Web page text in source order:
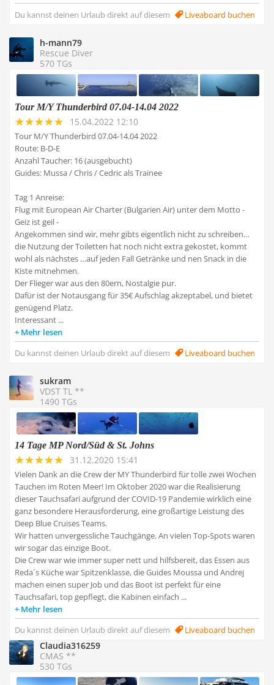
Du kannst deinen Urlaub direkt auf diesem
Liveaboard buchen
h-mann79
Rescue Diver
570 TGs
Tour M/Y Thunderbird 07.04-14.04 2022
15.04.2022 12:10
Tour M/Y Thunderbird 07.04-14.04 2022
Route: B-D-E
Anzahl Taucher: 16 (ausgebucht)
Guides: Mussa / Chris / Cedric als Trainee
Tag 1 Anreise:
Flug mit European Air Charter (Bulgarien Air) unter dem Motto -
Geiz ist geil -
Angekommen sind wir, mehr gibts eigentlich nicht zu schreiben…
die Nutzung der Toiletten hat noch nicht extra gekostet, kommt
wohl als nächstes …auf jeden Fall Getränke und nen Snack in die
Kiste mitnehmen.
Der Flieger war aus den 80ern, Nostalgie pur.
Dafür ist der Notausgang für 35€ Aufschlag akzeptabel, und bietet
genügend Platz.
Interessant ...
Mehr lesen
Du kannst deinen Urlaub direkt auf diesem
Liveaboard buchen
sukram
VDST TL **
1490 TGs
14 Tage MP Nord/Süd & St. Johns
31.12.2020 15:41
Vielen Dank an die Crew der MY Thunderbird für tolle zwei Wochen
Tauchen im Roten Meer! Im Oktober 2020 war die Realisierung
dieser Tauchsafari aufgrund der COVID-19 Pandemie wirklich eine
ganz besondere Herausforderung, eine großartige Leistung des
Deep Blue Cruises Teams.
Wir hatten unvergessliche Tauchgänge. An vielen Top-Spots waren
wir sogar das einzige Boot.
Die Crew war wie immer super nett und hilfsbereit, das Essen aus
Reda´s Küche war Spitzenklasse, die Guides Moussa und Andrej
machen einen super Job und das Boot ist perfekt für eine
Tauchsafari, top gepflegt, die Kabinen einfach ...
Mehr lesen
Du kannst deinen Urlaub direkt auf diesem
Liveaboard buchen
Claudia316259
CMAS **
530 TGs